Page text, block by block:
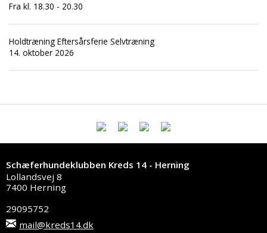
Fra kl. 18.30 - 20.30
Holdtræning Eftersårsferie Selvtræning
14. oktober 2026
Schæferhundeklubben Kreds 14 - Herning
Lollandsvej 8
7400 Herning
29095752
mail@kreds14.dk